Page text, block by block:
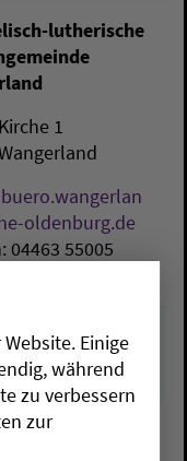
lutherische
1
oldenburg.de
04463 55005
Einige
während
zu verbessern
zur